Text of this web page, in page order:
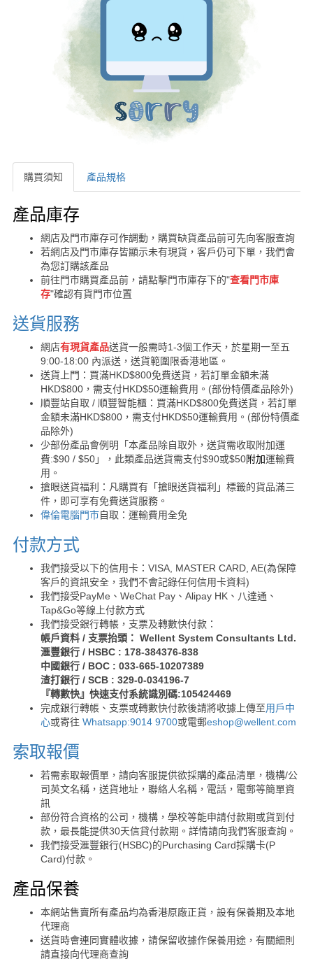
購買須知 產品規格
購買須知
產品庫存
網店及門市庫存可作調動，購買缺貨產品前可先向客服查詢
若網店及門市庫存皆顯示未有現貨，客戶仍可下單，我們會
為您訂購該產品
前往門市購買產品前，請點擊門市庫存下的"查看門市庫
存"確認有貨門市位置
送貨服務
網店有現貨產品送貨一般需時1-3個工作天，於星期一至五
9:00-18:00 內派送，送貨範圍限香港地區。
送貨上門：買滿HKD$800免費送貨，若訂單金額未滿
HKD$800，需支付HKD$50運輸費用。(部份特價產品除外)
順豐站自取 / 順豐智能櫃：買滿HKD$800免費送貨，若訂單
金額未滿HKD$800，需支付HKD$50運輸費用。(部份特價產
品除外)
少部份產品會例明「本產品除自取外，送貨需收取附加運
費:$90 / $50」，此類產品送貨需支付$90或$50附加運輸費
用。
搶眼送貨福利：凡購買有「搶眼送貨福利」標籤的貨品滿三
件，即可享有免費送貨服務。
偉倫電腦門市自取：運輸費用全免
付款方式
我們接受以下的信用卡：VISA, MASTER CARD, AE(為保障
客戶的資訊安全，我們不會記錄任何信用卡資料)
我們接受PayMe、WeChat Pay、Alipay HK、八達通、
Tap&Go等線上付款方式
我們接受銀行轉帳，支票及轉數快付款：
帳戶資料 / 支票抬頭： Wellent System Consultants Ltd.
滙豐銀行 / HSBC : 178-384376-838
中國銀行 / BOC : 033-665-10207389
渣打銀行 / SCB : 329-0-034196-7
『轉數快』快速支付系統識別碼:105424469
完成銀行轉帳、支票或轉數快付款後請將收據上傳至用戶中
心或寄往 Whatsapp:9014 9700或電郵eshop@wellent.com
索取報價
若需索取報價單，請向客服提供欲採購的產品清單，機構/公
司英文名稱，送貨地址，聯絡人名稱，電話，電郵等簡單資
訊
部份符合資格的公司，機構，學校等能申請付款期或貨到付
款，最長能提供30天信貸付款期。詳情請向我們客服查詢。
我們接受滙豐銀行(HSBC)的Purchasing Card採購卡(P
Card)付款。
產品保養
本網站售賣所有產品均為香港原廠正貨，設有保養期及本地
代理商
送貨時會連同實體收據，請保留收據作保養用途，有關細則
請直接向代理商查詢